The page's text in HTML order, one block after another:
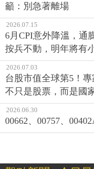
籲：別急著離場
2026.07.15
6月CPI意外降溫，通
按兵不動，明年將有
2026.07.03
台股市值全球第5！
不只是股票，而是國
2026.06.30
00662、00757、